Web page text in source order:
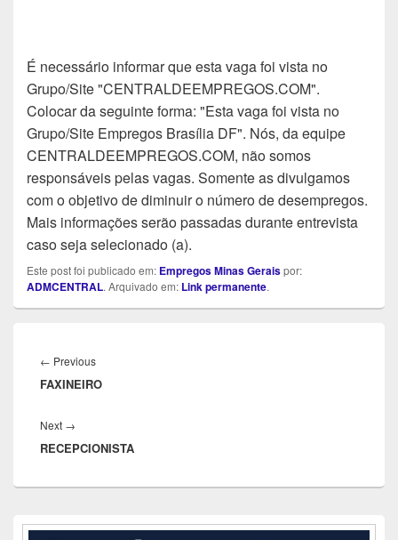
É necessário informar que esta vaga foi vista no
Grupo/Site "CENTRALDEEMPREGOS.COM".
Colocar da seguinte forma: "Esta vaga foi vista no
Grupo/Site Empregos Brasília DF". Nós, da equipe
CENTRALDEEMPREGOS.COM, não somos
responsáveis pelas vagas. Somente as divulgamos
com o objetivo de diminuir o número de desempregos.
Mais informações serão passadas durante entrevista
caso seja selecionado (a).
Este post foi publicado em: Empregos Minas Geraispor:
ADMCENTRAL. Arquivado em: Link permanente.
de
Post
← PreviousPrevious
post:
FAXINEIRO
Next →
post:
RECEPCIONISTA
Área